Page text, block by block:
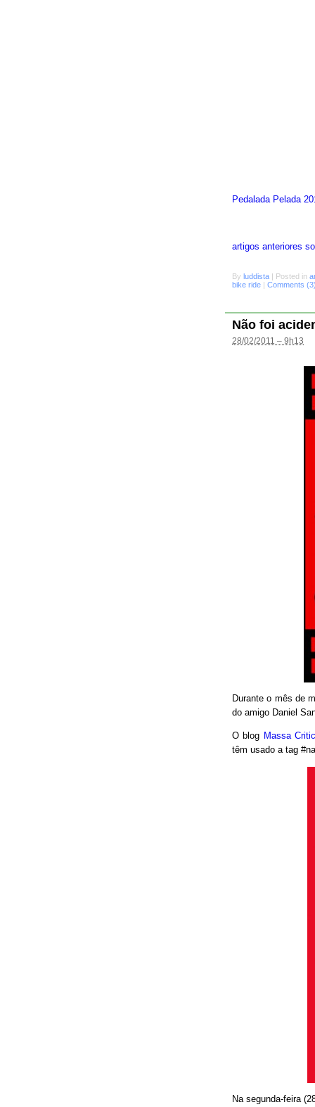
Pedalada Pelada
artigos anteriores
By luddista | Posted in
bike ride | Comments
Não foi
28/02/2011 – 9h13
Durante o mês de
do amigo Daniel
O blog Massa
têm usado a tag
Na segunda-feira